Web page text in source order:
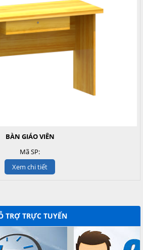
BÀN GIÁO VIÊN
Mã SP:
Xem chi tiết
TRỢ TRỰC TUYẾN